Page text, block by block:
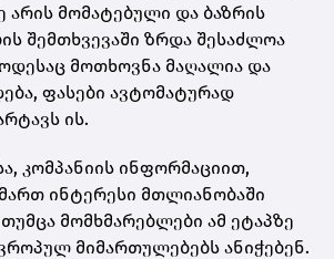
არის მომატებული და ბაზრის
შემთხვევაში ზრდა შესაძლოა
მოთხოვნა მაღალია და
ფასები ავტომატურად
ის.
კომპანიის ინფორმაციით,
ინტერესი მთლიანობაში
მომხმარებლები ამ ეტაპზე
მიმართულებებს ანიჭებენ.